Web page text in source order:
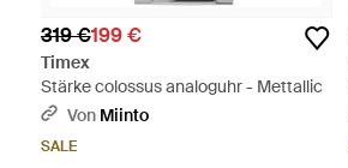
319 €199 €
Timex
Stärke colossus analoguhr - Mettallic
Von Miinto
SALE